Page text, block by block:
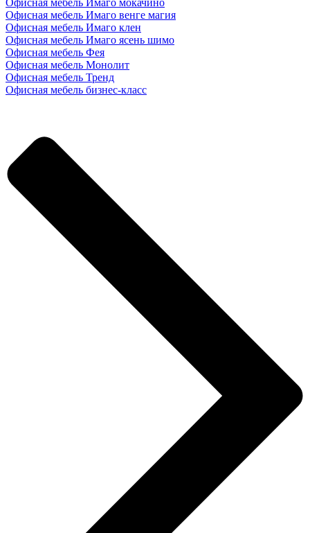
Офисная мебель Имаго мокачино
Офисная мебель Имаго венге магия
Офисная мебель Имаго клен
Офисная мебель Имаго ясень шимо
Офисная мебель Фея
Офисная мебель Монолит
Офисная мебель Тренд
Офисная мебель бизнес-класс